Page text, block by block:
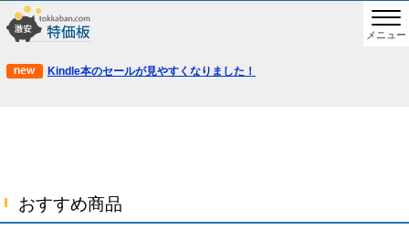
メニュー
Kindle本のセールが見やすくなりました！
おすすめ商品